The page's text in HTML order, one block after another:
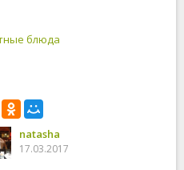
на растительном
будьте счастливы и любимы!
блюда
natasha
17.03.2017